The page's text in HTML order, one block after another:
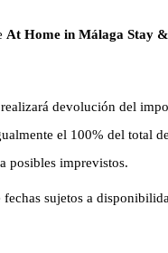
At Home in Málaga Stay
devolución del
el 100% del total
posibles imprevistos.
sujetos a